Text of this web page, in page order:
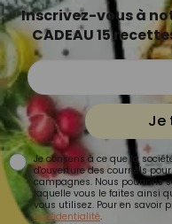
Inscrivez-vous à
CADEAU 15
Je
Je consens à ce que la
d'ouverture des courriels
campagnes. Nous pourrons
laquelle vous le faites ainsi
vous utilisez. Pour en savoir
confidentialité.